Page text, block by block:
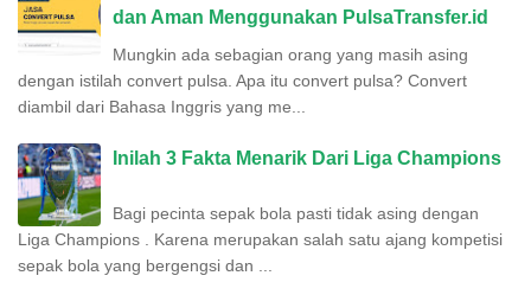
dan Aman Menggunakan PulsaTransfer.id
Mungkin ada sebagian orang yang masih asing
dengan istilah convert pulsa. Apa itu convert pulsa? Convert
diambil dari Bahasa Inggris yang me...
Inilah 3 Fakta Menarik Dari Liga Champions
Bagi pecinta sepak bola pasti tidak asing dengan
Liga Champions . Karena merupakan salah satu ajang kompetisi
sepak bola yang bergengsi dan ...